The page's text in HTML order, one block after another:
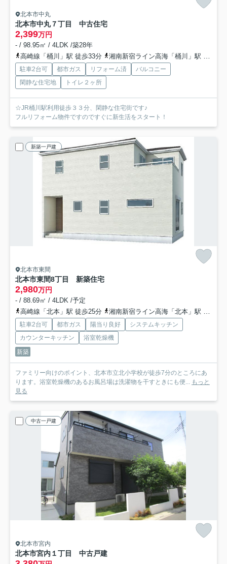
北本市中丸
北本市中丸７丁目 中古住宅
2,399万円
- / 98.95㎡ / 4LDK /築28年
高崎線「桶川」駅 徒歩33分
湘南新宿ライン高海「桶川」駅 徒歩33分
駐車2台可 都市ガス リフォーム済
バルコニー
閑静な住宅地
トイレ２ヶ所
☆JR桶川駅利用徒歩３３分、閑静な住宅街です♪
フルリフォーム物件ですのですぐに新生活をスタート！
新築一戸建
北本市東間
北本市東間8丁目 新築住宅
2,980万円
- / 88.69㎡ / 4LDK /予定
高崎線「北本」駅 徒歩25分
湘南新宿ライン高海「北本」駅 徒歩25分
駐車2台可 都市ガス 陽当り良好
システムキッチン
カウンターキッチン
浴室乾燥機
新築
ファミリー向けのポイント、北本市立北小学校が徒歩7分のところにあ
ります。浴室乾燥機のあるお風呂場は洗濯物を干すときにも便... もっと
見る
中古一戸建
北本市宮内
北本市宮内１丁目 中古戸建